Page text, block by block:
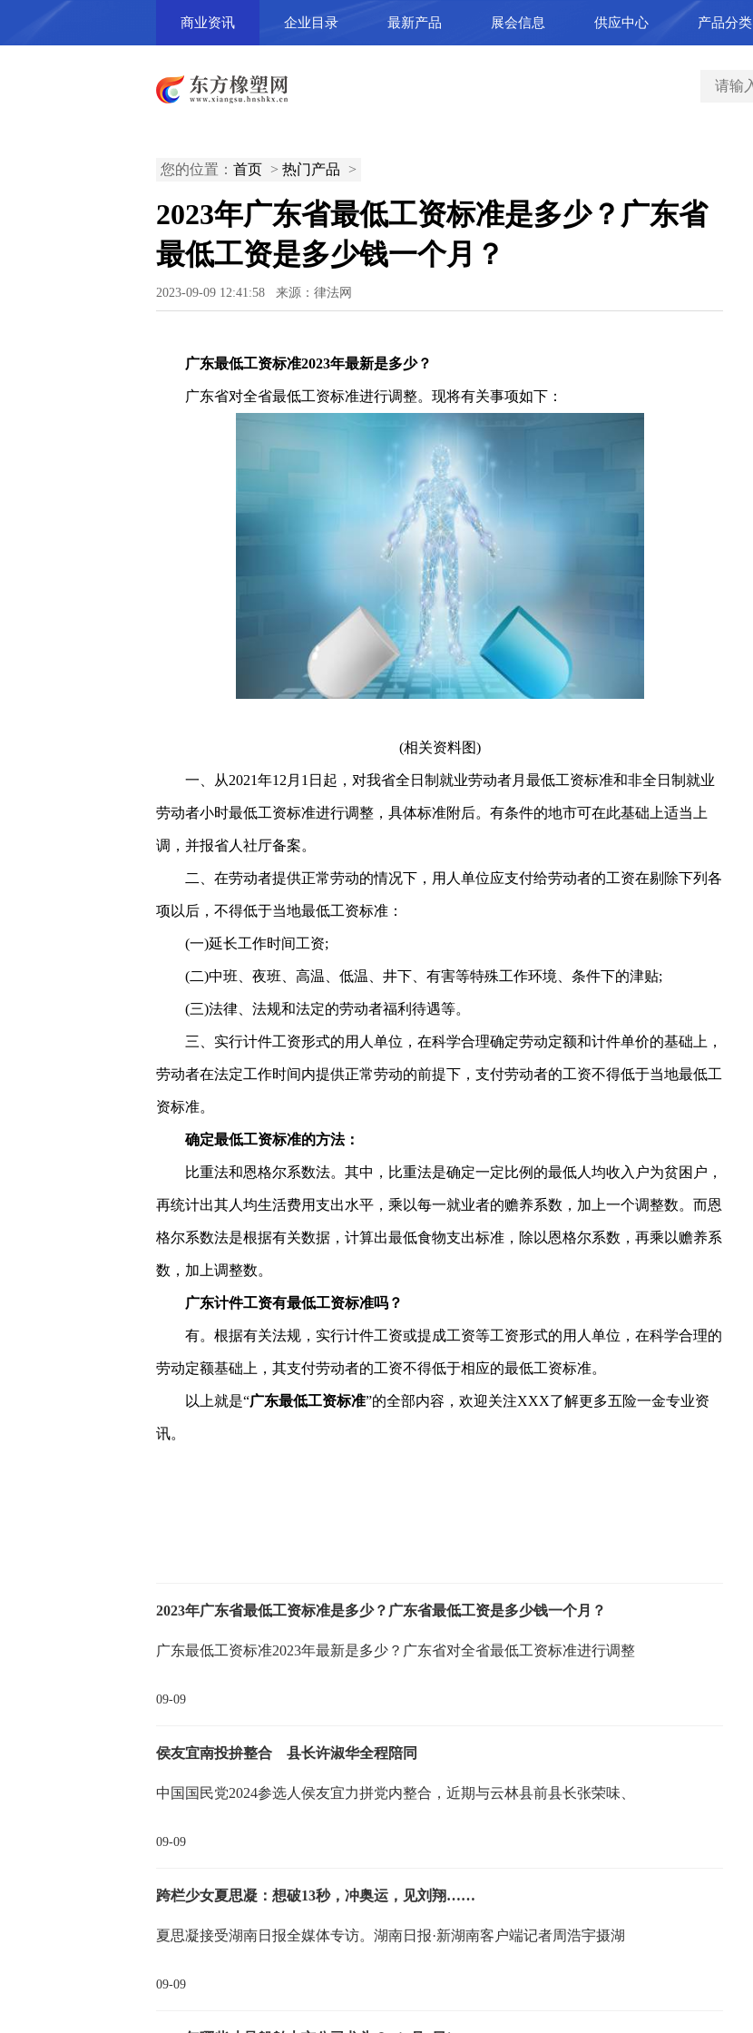
商业资讯 企业目录 最新产品 展会信息 供应中心 产品分类
您的位置： 首页 > 热门产品 >
2023年广东省最低工资标准是多少？广东省
最低工资是多少钱一个月？
2023-09-09 12:41:58 来源：律法网
广东最低工资标准2023年最新是多少？
广东省对全省最低工资标准进行调整。现将有关事项如下：
(相关资料图)
一、从2021年12月1日起，对我省全日制就业劳动者月最低工资标准和非全日制就业
劳动者小时最低工资标准进行调整，具体标准附后。有条件的地市可在此基础上适当上
调，并报省人社厅备案。
二、在劳动者提供正常劳动的情况下，用人单位应支付给劳动者的工资在剔除下列各
项以后，不得低于当地最低工资标准：
(一)延长工作时间工资;
(二)中班、夜班、高温、低温、井下、有害等特殊工作环境、条件下的津贴;
(三)法律、法规和法定的劳动者福利待遇等。
三、实行计件工资形式的用人单位，在科学合理确定劳动定额和计件单价的基础上，
劳动者在法定工作时间内提供正常劳动的前提下，支付劳动者的工资不得低于当地最低工
资标准。
确定最低工资标准的方法：
比重法和恩格尔系数法。其中，比重法是确定一定比例的最低人均收入户为贫困户，
再统计出其人均生活费用支出水平，乘以每一就业者的赡养系数，加上一个调整数。而恩
格尔系数法是根据有关数据，计算出最低食物支出标准，除以恩格尔系数，再乘以赡养系
数，加上调整数。
广东计件工资有最低工资标准吗？
有。根据有关法规，实行计件工资或提成工资等工资形式的用人单位，在科学合理的
劳动定额基础上，其支付劳动者的工资不得低于相应的最低工资标准。
以上就是“广东最低工资标准”的全部内容，欢迎关注XXX了解更多五险一金专业资
讯。
2023年广东省最低工资标准是多少？广东省最低工资是多少钱一个月？
广东最低工资标准2023年最新是多少？广东省对全省最低工资标准进行调整
09-09
侯友宜南投拚整合 县长许淑华全程陪同
中国国民党2024参选人侯友宜力拼党内整合，近期与云林县前县长张荣味、
09-09
跨栏少女夏思凝：想破13秒，冲奥运，见刘翔……
夏思凝接受湖南日报全媒体专访。湖南日报·新湖南客户端记者周浩宇摄湖
09-09